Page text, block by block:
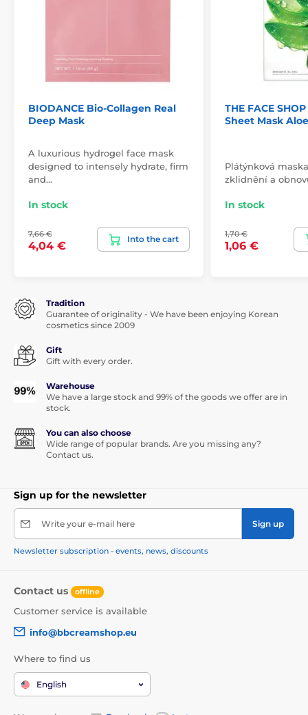
BIODANCE Bio-Collagen Real
Deep Mask
A luxurious hydrogel face mask
designed to intensely hydrate, firm
and…
In stock
7,66 €
4,04 €
Into the cart
THE FACE
Sheet Mask Aloe
Plátýnková
zklidnění a
In stock
1,70 €
1,06 €
Tradition
Guarantee of originality - We have been enjoying Korean
cosmetics since 2009
Gift
Gift with every order.
Warehouse
We have a large stock and 99% of the goods we offer are in
stock.
You can also choose
Wide range of popular brands. Are you missing any?
Contact us.
Sign up for the newsletter
Write your e-mail here Sign up
Newsletter subscription - events, news, discounts
Contact us offline
Customer service is available
info@bbcreamshop.eu
Where to find us
English